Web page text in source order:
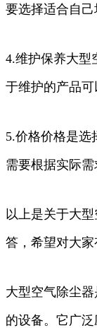
要选择适合自己
4.维护保养大型
于维护的产品可
5.价格价格是选
需要根据实际需
以上是关于大
答，希望对大家
大型空气除尘
的设备。它广